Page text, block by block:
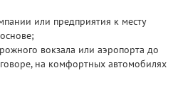
или предприятия к месту
вокзала или аэропорта до
на комфортных автомобилях